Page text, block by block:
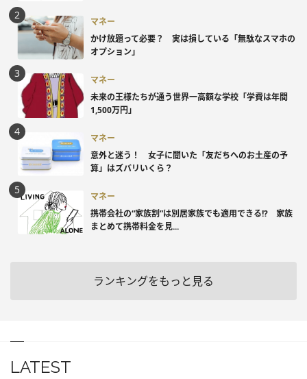
マネー
かけ放題って必要？ 実は損している「無駄なスマホの
オプション」
マネー
未来の王様たちが通う世界一高額な学校「学費は年間
1,500万円」
マネー
意外と迷う！ 女子に聞いた「友だちへのお土産の予
算」はズバリいくら？
マネー
携帯会社の“家族割”は別居家族でも適用できる!? 家族
まとめて携帯料金を見...
ランキングをもっと見る
LATEST